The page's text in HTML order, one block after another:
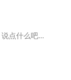
说点什么吧...